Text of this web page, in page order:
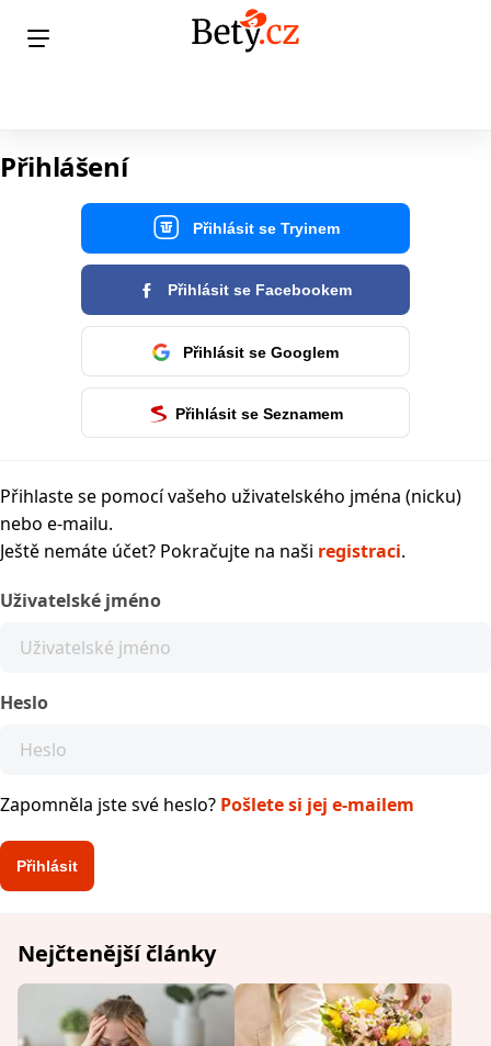
Přihlášení
Přihlásit se Tryinem
Přihlásit se Facebookem
Přihlásit se Googlem
Přihlásit se Seznamem
Přihlaste se pomocí vašeho uživatelského jména (nicku)
nebo e-mailu.
Ještě nemáte účet? Pokračujte na naši registraci.
Uživatelské jméno
Heslo
Zapomněla jste své heslo? Pošlete si jej e-mailem
Nejčtenější články